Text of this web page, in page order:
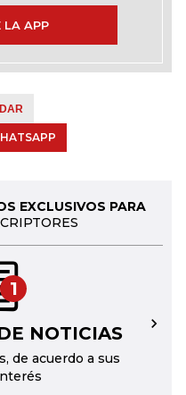
LA APP
EXCLUSIVOS PARA
1
NOTICIAS
de acuerdo a sus
→